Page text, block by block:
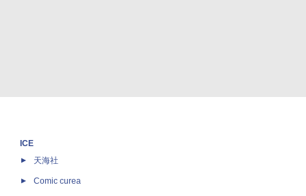
ICE
天海社
Comic curea